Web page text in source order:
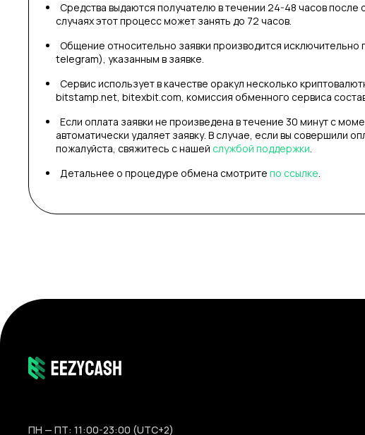
Средства выдаются получателю в течении 24-48 часов после
случаях этот процесс может занять до 72 часов.
Общение относительно заявки производится исключительно
telegram), указанным в заявке.
Сервис использует в качестве оракул несколько
bitstamp.net, bitexbit.com, комиссия обменного сервиса
Если оплата заявки не произведена в течение 30 минут с
автоматически удаляет заявку. В случае, если вы совершили
пожалуйста, свяжитесь с нашей службой поддержки.
Детальнее о процедуре обмена смотрите по ссылке.
ПН — ПТ: 11:00-23:00 (UTC+2)